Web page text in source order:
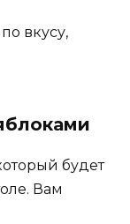
вкусу,
будет
Вам